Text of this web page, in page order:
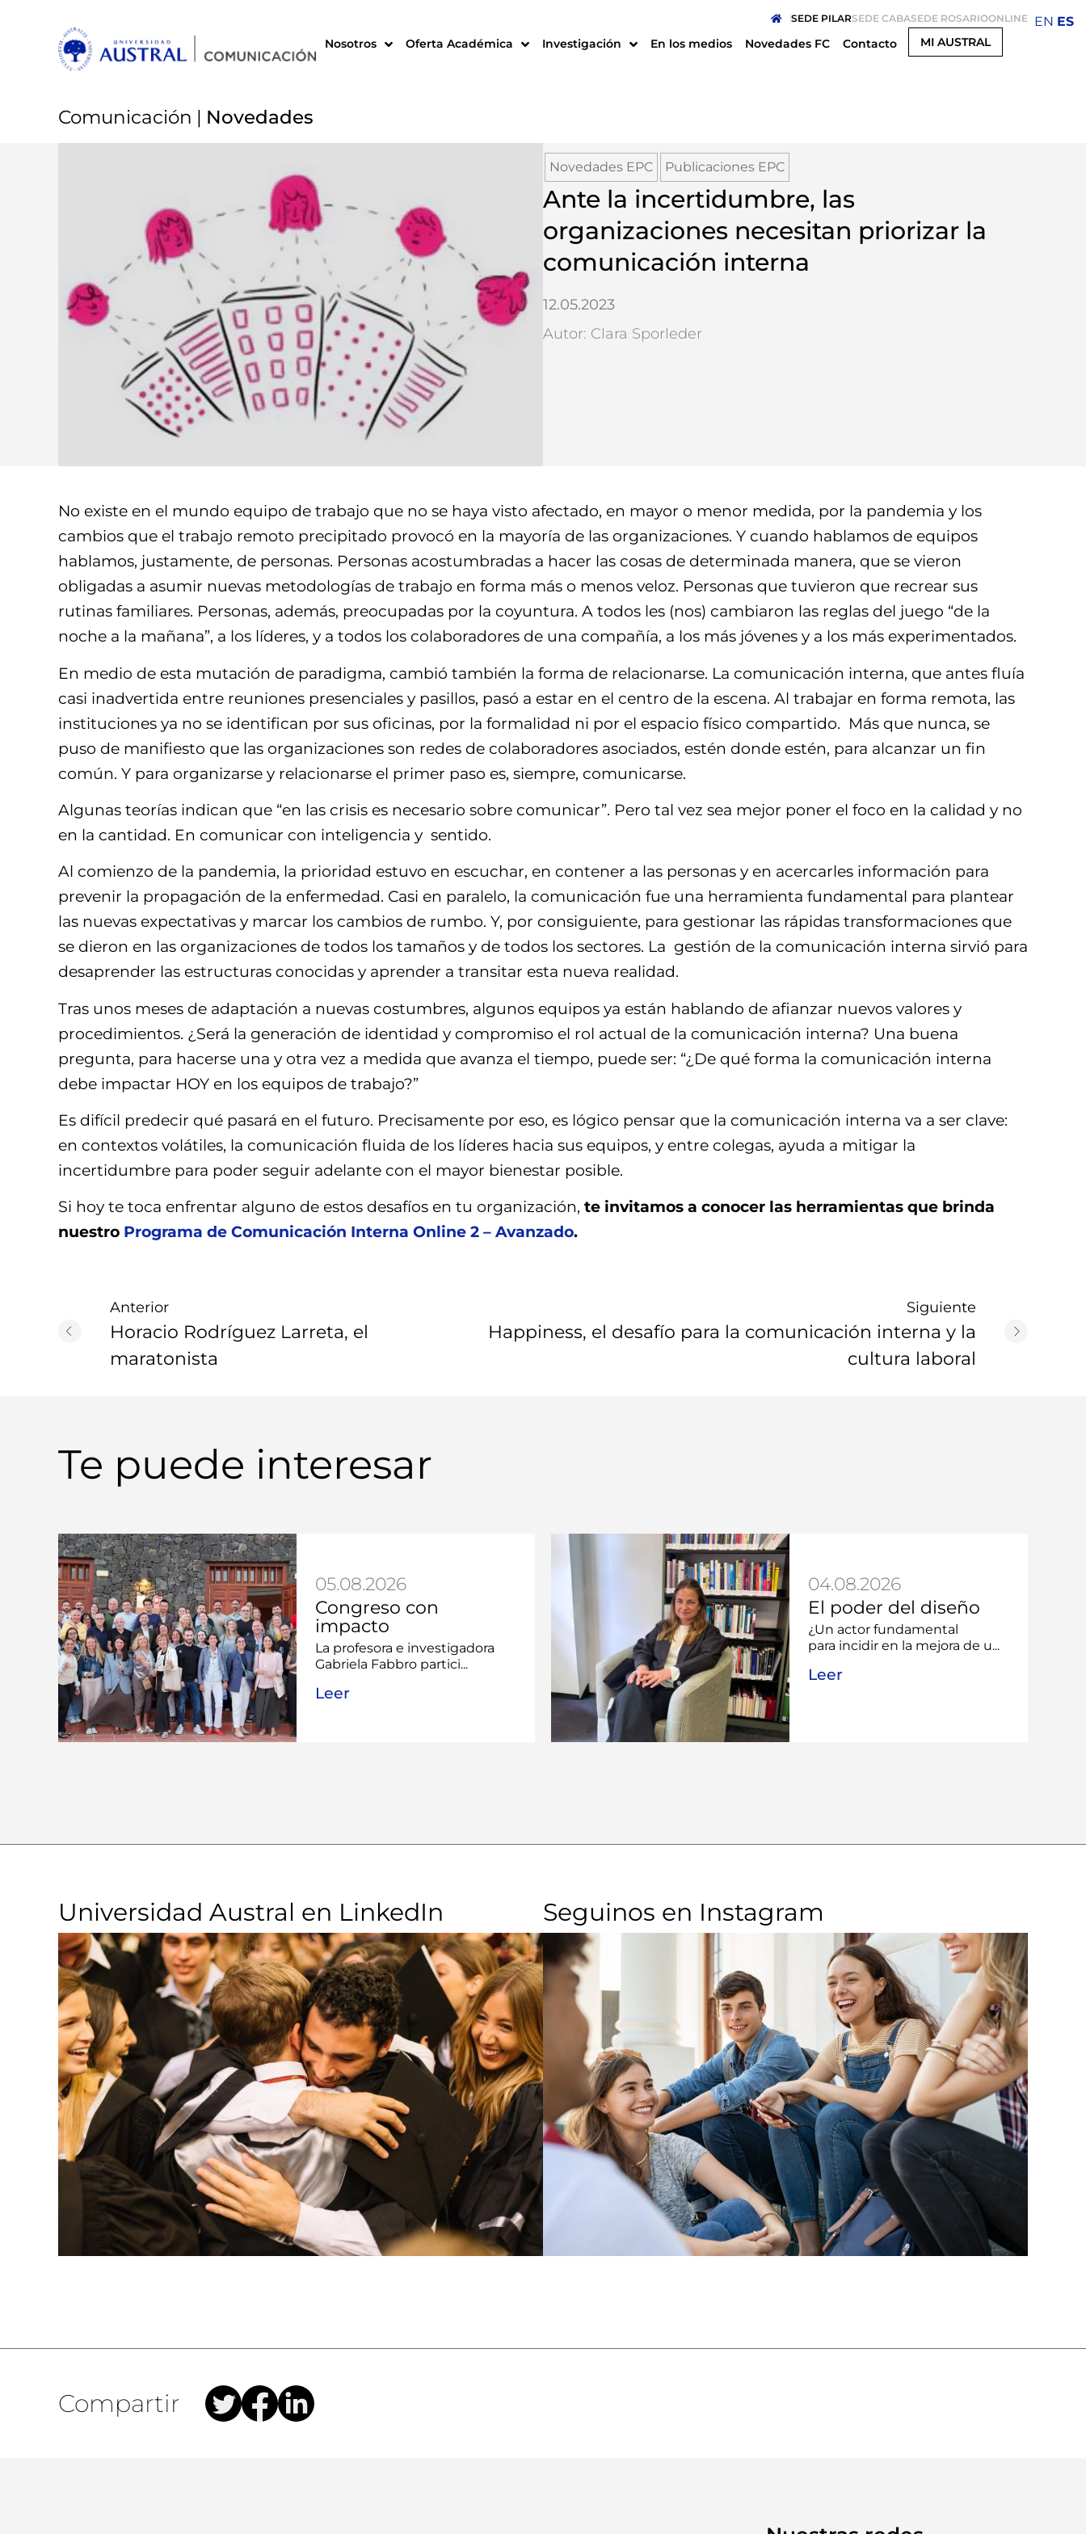
SEDE PILARSEDE CABASEDE ROSARIOONLINE
Nosotros Oferta Académica Investigación En los medios Novedades FC Contacto MI AUSTRAL
Comunicación | Novedades
Novedades EPC Publicaciones EPC
Ante la incertidumbre, las
organizaciones necesitan priorizar la
comunicación interna
12.05.2023
Autor: Clara Sporleder
No existe en el mundo equipo de trabajo que no se haya visto afectado, en mayor o menor medida, por la pandemia y los
cambios que el trabajo remoto precipitado provocó en la mayoría de las organizaciones. Y cuando hablamos de equipos
hablamos, justamente, de personas. Personas acostumbradas a hacer las cosas de determinada manera, que se vieron
obligadas a asumir nuevas metodologías de trabajo en forma más o menos veloz. Personas que tuvieron que recrear sus
rutinas familiares. Personas, además, preocupadas por la coyuntura. A todos les (nos) cambiaron las reglas del juego “de la
noche a la mañana”, a los líderes, y a todos los colaboradores de una compañía, a los más jóvenes y a los más experimentados.
En medio de esta mutación de paradigma, cambió también la forma de relacionarse. La comunicación interna, que antes fluía
casi inadvertida entre reuniones presenciales y pasillos, pasó a estar en el centro de la escena. Al trabajar en forma remota, las
instituciones ya no se identifican por sus oficinas, por la formalidad ni por el espacio físico compartido. Más que nunca, se
puso de manifiesto que las organizaciones son redes de colaboradores asociados, estén donde estén, para alcanzar un fin
común. Y para organizarse y relacionarse el primer paso es, siempre, comunicarse.
Algunas teorías indican que “en las crisis es necesario sobre comunicar”. Pero tal vez sea mejor poner el foco en la calidad y no
en la cantidad. En comunicar con inteligencia y sentido.
Al comienzo de la pandemia, la prioridad estuvo en escuchar, en contener a las personas y en acercarles información para
prevenir la propagación de la enfermedad. Casi en paralelo, la comunicación fue una herramienta fundamental para plantear
las nuevas expectativas y marcar los cambios de rumbo. Y, por consiguiente, para gestionar las rápidas transformaciones que
se dieron en las organizaciones de todos los tamaños y de todos los sectores. La gestión de la comunicación interna sirvió para
desaprender las estructuras conocidas y aprender a transitar esta nueva realidad.
Tras unos meses de adaptación a nuevas costumbres, algunos equipos ya están hablando de afianzar nuevos valores y
procedimientos. ¿Será la generación de identidad y compromiso el rol actual de la comunicación interna? Una buena
pregunta, para hacerse una y otra vez a medida que avanza el tiempo, puede ser: “¿De qué forma la comunicación interna
debe impactar HOY en los equipos de trabajo?”
Es difícil predecir qué pasará en el futuro. Precisamente por eso, es lógico pensar que la comunicación interna va a ser clave:
en contextos volátiles, la comunicación fluida de los líderes hacia sus equipos, y entre colegas, ayuda a mitigar la
incertidumbre para poder seguir adelante con el mayor bienestar posible.
Si hoy te toca enfrentar alguno de estos desafíos en tu organización, te invitamos a conocer las herramientas que brinda
nuestro Programa de Comunicación Interna Online 2 – Avanzado.
Anterior
Horacio Rodríguez Larreta, el
maratonista
Siguiente
Happiness, el desafío para la comunicación interna y la
cultura laboral
Te puede interesar
05.08.2026
Congreso con
impacto
La profesora e investigadora
Gabriela Fabbro partici...
Leer
04.08.2026
El poder del diseño
¿Un actor fundamental
para incidir en la mejora de u...
Leer
Universidad Austral en LinkedIn Seguinos en Instagram
Compartir
EN ES